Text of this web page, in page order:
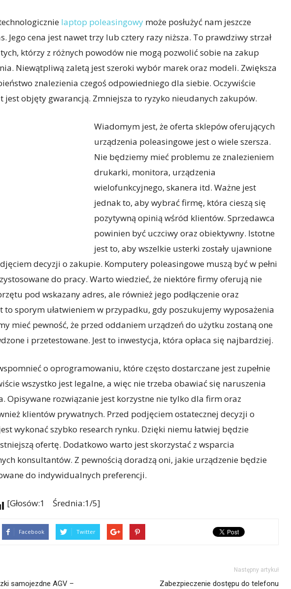
laptop poleasingowy może posłużyć nam jeszcze
Jego cena jest nawet trzy lub cztery razy niższa. To prawdziwy strzał
którzy z różnych powodów nie mogą pozwolić sobie na zakup
Niewątpliwą zaletą jest szeroki wybór marek oraz modeli. Zwiększa
znalezienia czegoś odpowiedniego dla siebie. Oczywiście
jest objęty gwarancją. Zmniejsza to ryzyko nieudanych zakupów.
Wiadomym jest, że oferta sklepów oferujących
urządzenia poleasingowe jest o wiele szersza.
Nie będziemy mieć problemu ze znalezieniem
drukarki, monitora, urządzenia
wielofunkcyjnego, skanera itd. Ważne jest
jednak to, aby wybrać firmę, która cieszą się
pozytywną opinią wśród klientów. Sprzedawca
powinien być uczciwy oraz obiektywny. Istotne
jest to, aby wszelkie usterki zostały ujawnione
decyzji o zakupie. Komputery poleasingowe muszą być w pełni
do pracy. Warto wiedzieć, że niektóre firmy oferują nie
pod wskazany adres, ale również jego podłączenie oraz
to sporym ułatwieniem w przypadku, gdy poszukujemy wyposażenia
mieć pewność, że przed oddaniem urządzeń do użytku zostaną one
i przetestowane. Jest to inwestycja, która opłaca się najbardziej.
o oprogramowaniu, które często dostarczane jest zupełnie
wszystko jest legalne, a więc nie trzeba obawiać się naruszenia
Opisywane rozwiązanie jest korzystne nie tylko dla firm oraz
klientów prywatnych. Przed podjęciem ostatecznej decyzji o
wykonać szybko research rynku. Dzięki niemu łatwiej będzie
ofertę. Dodatkowo warto jest skorzystać z wsparcia
konsultantów. Z pewnością doradzą oni, jakie urządzenie będzie
do indywidualnych preferencji.
[Głosów:1 Średnia:1/5]
Facebook Twitter
samojezdne AGV –
Następny artykuł
Zabezpieczenie dostępu do telefonu